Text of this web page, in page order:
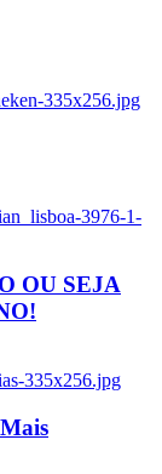
335x256.jpg
3976-1-
OU SEJA
335x256.jpg